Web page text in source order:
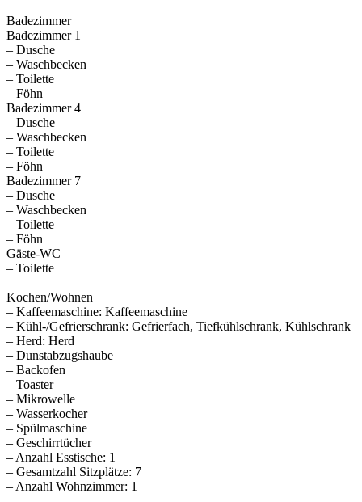
Badezimmer
Badezimmer 1
– Dusche
– Waschbecken
– Toilette
– Föhn
Badezimmer 4
– Dusche
– Waschbecken
– Toilette
– Föhn
Badezimmer 7
– Dusche
– Waschbecken
– Toilette
– Föhn
Gäste-WC
– Toilette
Kochen/Wohnen
– Kaffeemaschine: Kaffeemaschine
– Kühl-/Gefrierschrank: Gefrierfach, Tiefkühlschrank, Kühlschrank
– Herd: Herd
– Dunstabzugshaube
– Backofen
– Toaster
– Mikrowelle
– Wasserkocher
– Spülmaschine
– Geschirrtücher
– Anzahl Esstische: 1
– Gesamtzahl Sitzplätze: 7
– Anzahl Wohnzimmer: 1